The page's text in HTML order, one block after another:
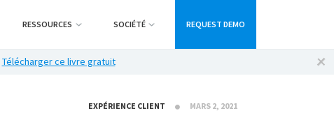
RESSOURCES SOCIÉTÉ REQUEST DEMO
Télécharger ce livre gratuit
EXPÉRIENCE CLIENT MARS 2, 2021